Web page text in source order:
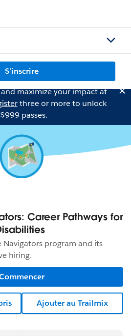
S'inscrire
maximize your impact at
three or more to unlock
$999 passes.
Career Pathways for
Navigators program and its
hiring.
Ajouter au Trailmix